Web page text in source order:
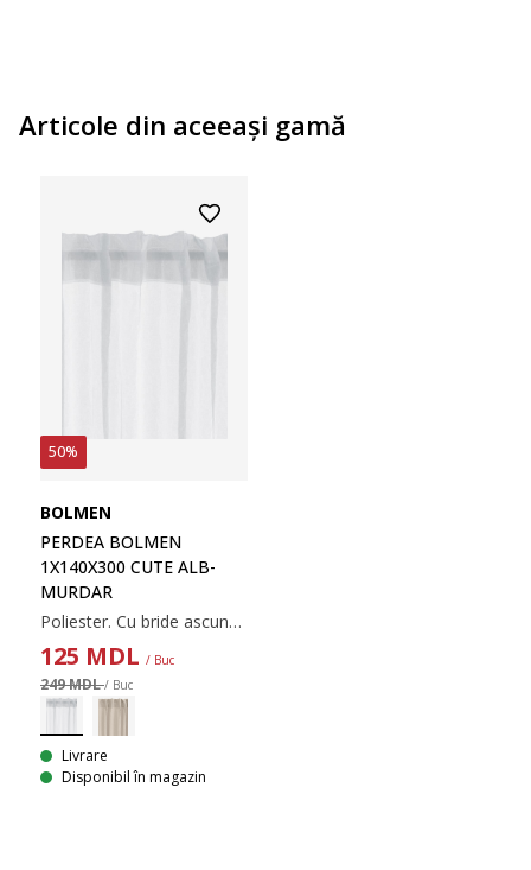
Articole din aceeaşi gamă
50%
BOLMEN
PERDEA BOLMEN
1X140X300 CUTE ALB-
MURDAR
Poliester. Cu bride ascunse. 1x140x300 cm
125 MDL / Buc
249 MDL/ Buc
Livrare
Disponibil în magazin